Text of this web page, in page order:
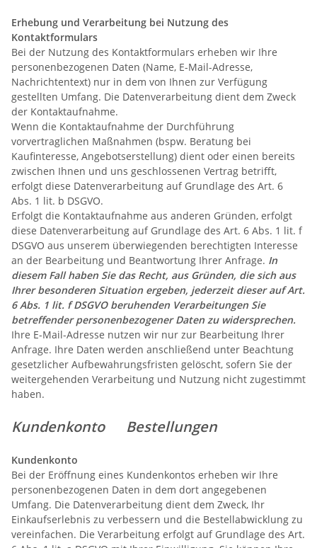
Erhebung und Verarbeitung bei Nutzung des
Kontaktformulars
Bei der Nutzung des Kontaktformulars erheben wir Ihre
personenbezogenen Daten (Name, E-Mail-Adresse,
Nachrichtentext) nur in dem von Ihnen zur Verfügung
gestellten Umfang. Die Datenverarbeitung dient dem Zweck
der Kontaktaufnahme.
Wenn die Kontaktaufnahme der Durchführung
vorvertraglichen Maßnahmen (bspw. Beratung bei
Kaufinteresse, Angebotserstellung) dient oder einen bereits
zwischen Ihnen und uns geschlossenen Vertrag betrifft,
erfolgt diese Datenverarbeitung auf Grundlage des Art. 6
Abs. 1 lit. b DSGVO.
Erfolgt die Kontaktaufnahme aus anderen Gründen, erfolgt
diese Datenverarbeitung auf Grundlage des Art. 6 Abs. 1 lit. f
DSGVO aus unserem überwiegenden berechtigten Interesse
an der Bearbeitung und Beantwortung Ihrer Anfrage. In
diesem Fall haben Sie das Recht, aus Gründen, die sich aus
Ihrer besonderen Situation ergeben, jederzeit dieser auf Art.
6 Abs. 1 lit. f DSGVO beruhenden Verarbeitungen Sie
betreffender personenbezogener Daten zu widersprechen.
Ihre E-Mail-Adresse nutzen wir nur zur Bearbeitung Ihrer
Anfrage. Ihre Daten werden anschließend unter Beachtung
gesetzlicher Aufbewahrungsfristen gelöscht, sofern Sie der
weitergehenden Verarbeitung und Nutzung nicht zugestimmt
haben.
Kundenkonto Bestellungen
Kundenkonto
Bei der Eröffnung eines Kundenkontos erheben wir Ihre
personenbezogenen Daten in dem dort angegebenen
Umfang. Die Datenverarbeitung dient dem Zweck, Ihr
Einkaufserlebnis zu verbessern und die Bestellabwicklung zu
vereinfachen. Die Verarbeitung erfolgt auf Grundlage des Art.